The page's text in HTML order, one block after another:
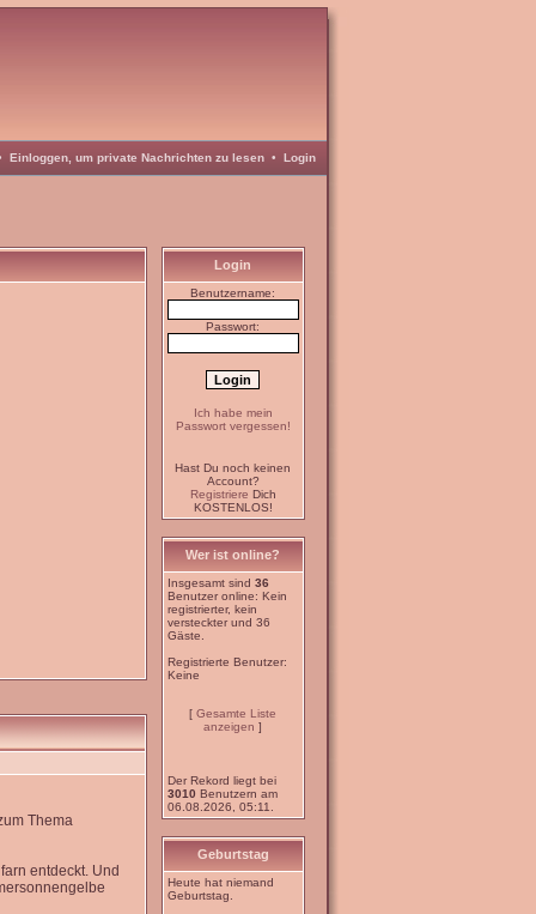
Einloggen, um private Nachrichten zu lesen• Login
Thema
entdeckt. Und
Login
Benutzername:
Passwort:
Ich habe mein
Passwort vergessen!
Hast Du noch keinen
Account?
Registriere Dich
KOSTENLOS!
Wer ist online?
Insgesamt sind 36
Benutzer online: Kein
registrierter, kein
versteckter und 36
Gäste.
Registrierte Benutzer:
Keine
[ Gesamte Liste
anzeigen ]
Der Rekord liegt bei
3010 Benutzern am
06.08.2026, 05:11.
Geburtstag
Heute hat niemand
Geburtstag.